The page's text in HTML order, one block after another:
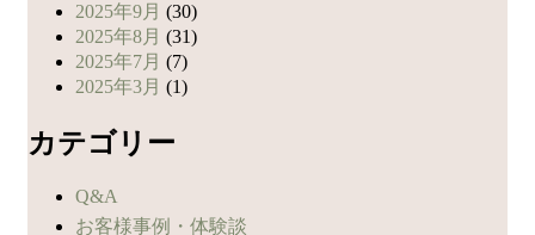
2025年9月 (30)
2025年8月 (31)
2025年7月 (7)
2025年3月 (1)
カテゴリー
Q&A
お客様事例・体験談